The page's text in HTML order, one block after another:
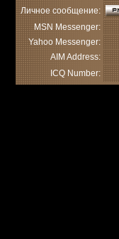
Личное сообщение:
MSN Messenger:
Yahoo Messenger:
AIM Address:
ICQ Number: